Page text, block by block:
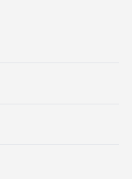
свяжемся
&quot;50TH
свяжемся